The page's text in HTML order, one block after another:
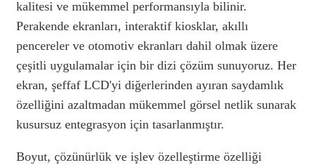
kalitesi ve mükemmel performansıyla bilinir.
Perakende ekranları, interaktif kiosklar, akıllı
pencereler ve otomotiv ekranları dahil olmak üzere
çeşitli uygulamalar için bir dizi çözüm sunuyoruz. Her
ekran, şeffaf LCD'yi diğerlerinden ayıran saydamlık
özelliğini azaltmadan mükemmel görsel netlik sunarak
kusursuz entegrasyon için tasarlanmıştır.
Boyut, çözünürlük ve işlev özelleştirme özelliği